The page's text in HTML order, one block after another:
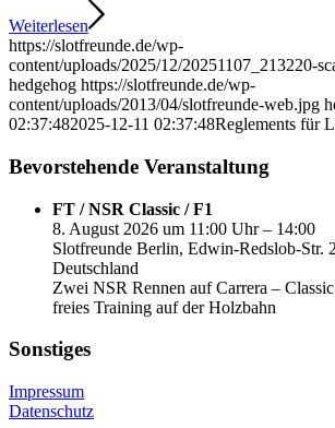
Weiterlesen
https://slotfreunde.de/wp-
content/uploads/2025/12/20251107_213220-
hedgehog https://slotfreunde.de/wp-
content/uploads/2013/04/slotfreunde-web.jpg
02:37:482025-12-11 02:37:48Reglements für
Bevorstehende Veranstaltung
FT / NSR Classic / F1
8. August 2026 um 11:00 Uhr – 14:00
Slotfreunde Berlin, Edwin-Redslob-Str.
Deutschland
Zwei NSR Rennen auf Carrera –
freies Training auf der Holzbahn
Sonstiges
Impressum
Datenschutz